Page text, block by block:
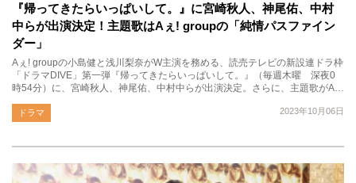
『帰ってきたらいっぱいして。』に宮崎秋人、神尾佑、中村
中らが出演決定！主題歌はAぇ! groupの「純情パスファイン
ダー」
Aぇ! groupの小島健と浅川梨奈がW主演を務める、読売テレビの新設連ドラ枠
「ドラマDIVE」第一弾『帰ってきたらいっぱいして。』（毎週木曜 深夜0
時54分）に、宮崎秋人、神尾佑、中村中らが出演決定。さらに、主題歌がA…
2023年10月06日
ドラマ